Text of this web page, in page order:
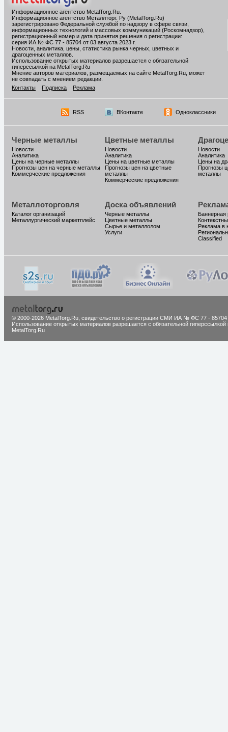
Информационное агентство MetalTorg.Ru
Информационное агентство Металлторг. Ру (MetalTorg.Ru)
зарегистрировано Федеральной службой по надзору в сфере связи,
информационных технологий и массовых коммуникаций (Роскомнадзор),
регистрационный номер и дата принятия решения о регистрации:
серия ИА № ФС 77 - 85704 от 03 августа 2023 г.
Новости, аналитика, цены, статистика рынка черных, цветных и
драгоценных металлов.
Использование открытых материалов разрешается с обязательной
гиперссылкой на MetalTorg.Ru
Мнение авторов материалов, размещаемых на сайте MetalTorg.Ru, может
не совпадать с мнением редакции.
Контакты
Подписка Реклама
RSS ВКонтакте Одноклассники
Черные металлы
Новости
Аналитика
Цены на черные металлы
Прогнозы цен на черные металлы
Коммерческие предложения
Цветные металлы
Новости
Аналитика
Цены на цветные металлы
Прогнозы цен на цветные
металлы
Коммерческие предложения
Новости
Аналитика
Цены на
Прогнозы
металлы
Металлоторговля
Каталог организаций
Металлургический маркетплейс
Доска объявлений
Черные металлы
Цветные металлы
Сырье и металлолом
Услуги
Баннерная
Реклама в
Classified
© 2000-2026 MetalTorg.Ru, cвидетельство о регистрации СМИ ИА № ФС 77 - 85704
Использование открытых материалов разрешается с обязательной гиперссылкой
MetalTorg.Ru